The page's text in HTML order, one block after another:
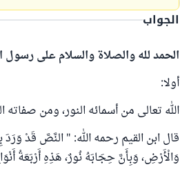
الجواب
الحمد لله والصلاة والسلام على رسول
أولا:
الله تعالى من أسمائه النور، ومن
قال ابن القيم رحمه الله: " النَّصَّ قَدْ وَرَدَ
وَالْأَرْضِ، وَبِأَنَّ حِجَابَهُ نُورٌ، هَذِهِ أَرْبَعَةُ